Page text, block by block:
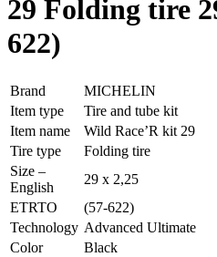
29 Folding tire
622)
Brand
MICHELIN
Item type
Tire and tube kit
Item name
Wild Race’R kit 29
Tire type
Folding tire
Size –
English
29 x 2,25
ETRTO
(57-622)
Technology Advanced Ultimate
Color
Black